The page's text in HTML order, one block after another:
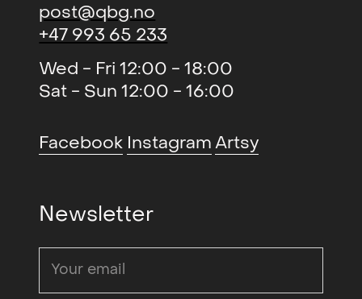
post@qbg.no
+47 993 65 233
Wed - Fri 12:00 - 18:00
Sat - Sun 12:00 - 16:00
Facebook InstagramArtsy
Newsletter